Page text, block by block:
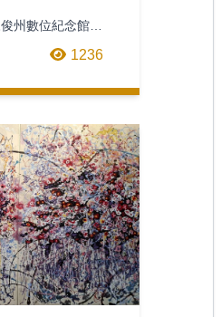
州數位紀念館典
1236